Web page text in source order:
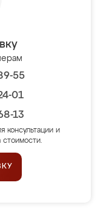
55
01
13
консультации и
стоимости.